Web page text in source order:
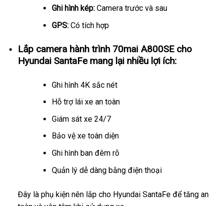
Ghi hình kép:Camera trước và sau
GPS:Có tích hợp
Lắp camera hành trình 70mai A800SE cho
Hyundai SantaFe mang lại nhiều lợi ích:
Ghi hình 4K sắc nét
Hỗ trợ lái xe an toàn
Giám sát xe 24/7
Bảo vệ xe toàn diện
Ghi hình ban đêm rõ
Quản lý dễ dàng bằng điện thoại
Đây là phụ kiện nên lắp cho Hyundai SantaFe để tăng an